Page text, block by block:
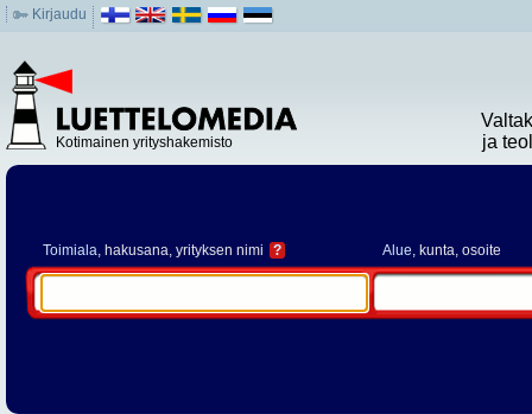
Kirjaudu
Kotimainen yrityshakemisto
ja
Toimiala, hakusana, yrityksen nimi ? Alue, kunta, osoite